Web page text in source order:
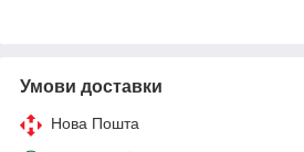
Умови доставки
Нова Пошта